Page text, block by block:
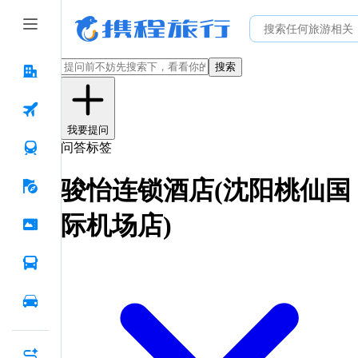
搜索
我要提问
问答标签
骏怡连锁酒店(沈阳桃仙国
际机场店)